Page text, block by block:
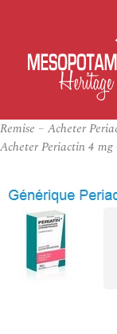
Remise – Acheter
Acheter Periactin 4